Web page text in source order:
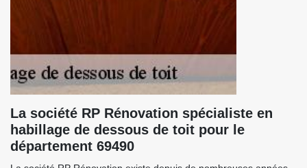
La société RP Rénovation spécialiste en
habillage de dessous de toit pour le
département 69490